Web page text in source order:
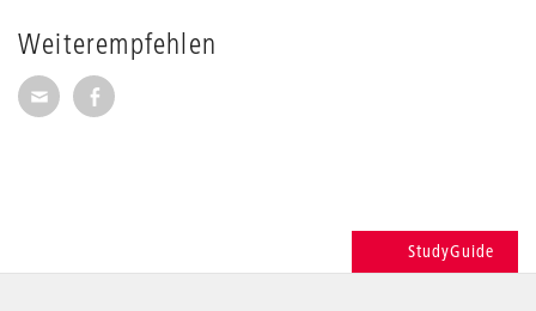
Weiterempfehlen
Seite per E-Mail weiterempfehlen
Seite auf Facebook weiterempfehlen
StudyGuide